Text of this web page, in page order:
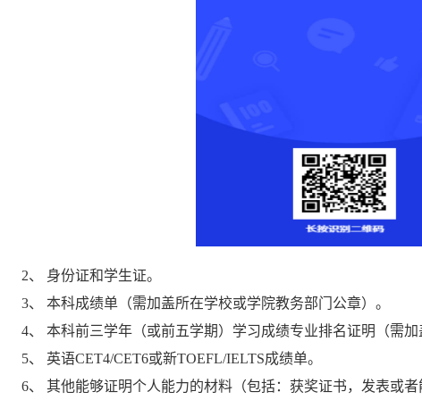
2、 身份证和学生证。
3、 本科成绩单（需加盖所在学校或学院教务部门公章）。
4、 本科前三学年（或前五学期）学习成绩专业排名证明（需
5、 英语CET4/CET6或新TOEFL/IELTS成绩单。
6、 其他能够证明个人能力的材料（包括：获奖证书，发表或